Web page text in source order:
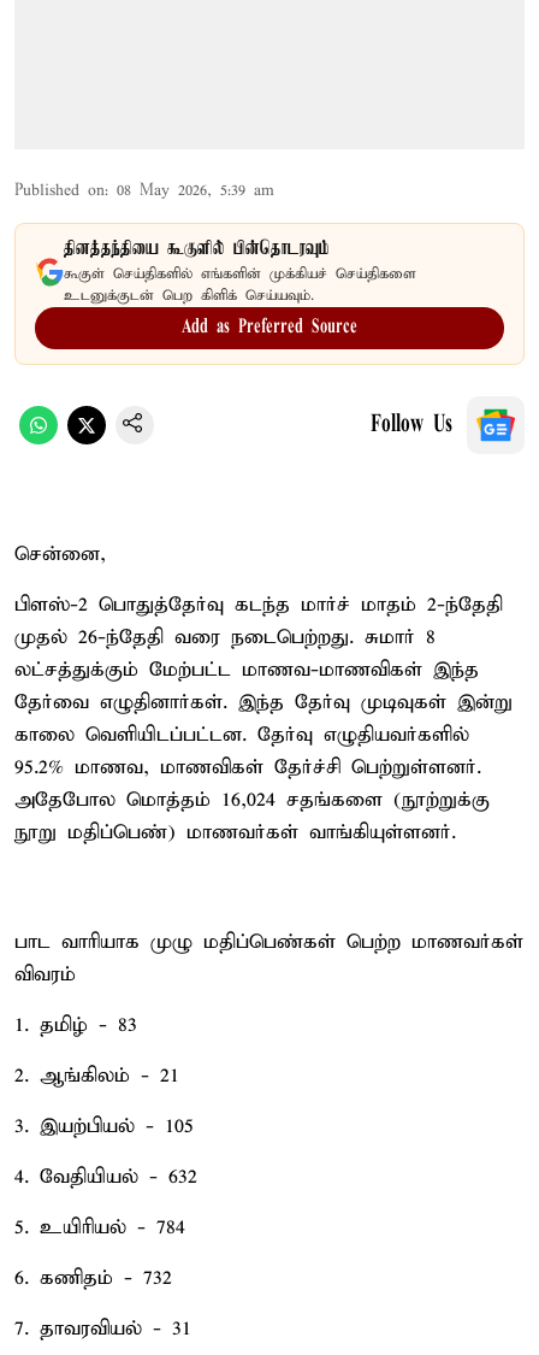
Published on: 08 May 2026, 5:39 am
தினத்தந்தியை கூகுளில் பின்தொடரவும்
கூகுள் செய்திகளில் எங்களின் முக்கியச் செய்திகளை
உடனுக்குடன் பெற கிளிக் செய்யவும்.
Add as Preferred Source
Follow Us
சென்னை,
பிளஸ்-2 பொதுத்தேர்வு கடந்த மார்ச் மாதம் 2-ந்தேதி
முதல் 26-ந்தேதி வரை நடைபெற்றது. சுமார் 8
லட்சத்துக்கும் மேற்பட்ட மாணவ-மாணவிகள் இந்த
தேர்வை எழுதினார்கள். இந்த தேர்வு முடிவுகள் இன்று
காலை வெளியிடப்பட்டன. தேர்வு எழுதியவர்களில்
95.2% மாணவ, மாணவிகள் தேர்ச்சி பெற்றுள்ளனர்.
அதேபோல மொத்தம் 16,024 சதங்களை (நூற்றுக்கு
நூறு மதிப்பெண்) மாணவர்கள் வாங்கியுள்ளனர்.
பாட வாரியாக முழு மதிப்பெண்கள் பெற்ற மாணவர்கள்
விவரம்
1. தமிழ் - 83
2. ஆங்கிலம் - 21
3. இயற்பியல் - 105
4. வேதியியல் - 632
5. உயிரியல் - 784
6. கணிதம் - 732
7. தாவரவியல் - 31